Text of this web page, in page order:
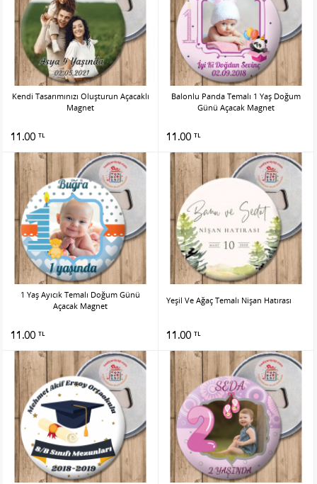
Kendi Tasarımınızı Oluşturun Açacaklı
Magnet
11.00 TL
Balonlu Panda Temalı 1 Yaş Doğum
Günü Açacak Magnet
11.00 TL
1 Yaş Ayıcık Temalı Doğum Günü
Açacak Magnet
11.00 TL
Yeşil Ve Ağaç Temalı Nişan Hatırası
11.00 TL